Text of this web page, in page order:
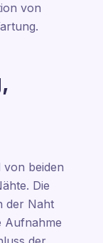
von
von beiden
Die
der Naht
Aufnahme